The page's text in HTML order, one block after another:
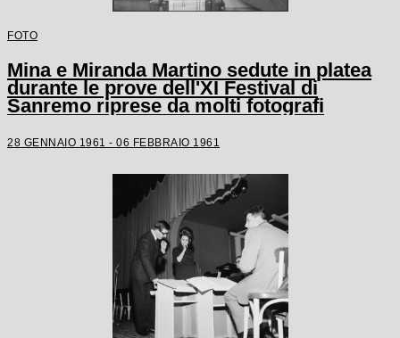
FOTO
Mina e Miranda Martino sedute in platea
durante le prove dell'XI Festival di
Sanremo riprese da molti fotografi
28 GENNAIO 1961 - 06 FEBBRAIO 1961